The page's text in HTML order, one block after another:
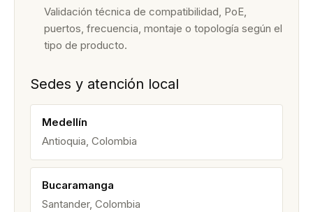
Validación técnica de compatibilidad, PoE,
puertos, frecuencia, montaje o topología según el
tipo de producto.
Sedes y atención local
Medellín
Antioquia, Colombia
Bucaramanga
Santander, Colombia